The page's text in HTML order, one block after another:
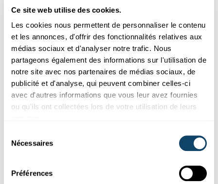
Ce site web utilise des cookies.
Les cookies nous permettent de personnaliser le contenu
et les annonces, d'offrir des fonctionnalités relatives aux
médias sociaux et d'analyser notre trafic. Nous
partageons également des informations sur l'utilisation de
notre site avec nos partenaires de médias sociaux, de
publicité et d'analyse, qui peuvent combiner celles-ci
avec d'autres informations que vous leur avez fournies
ou qu'ils ont collectées lors de votre utilisation de leurs
Nécessaires
Préférences
Science et Société
science
évaluent-ils le rôle de la science
FNR